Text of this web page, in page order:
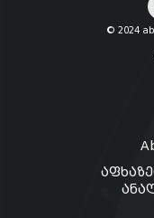
© 2024